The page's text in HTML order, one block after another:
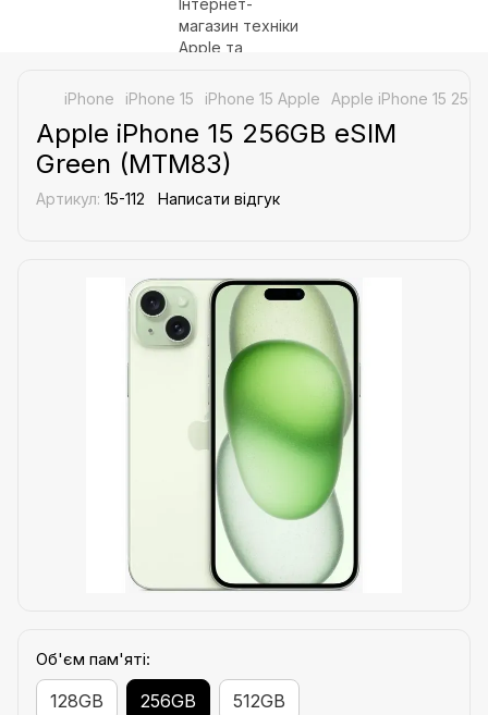
iPhone iPhone 15 iPhone 15 Apple Apple iPhone 15
Apple iPhone 15 256GB eSIM
Green (MTM83)
Артикул: 15-112 Написати відгук
Об'єм пам'яті:
128GB 256GB 512GB